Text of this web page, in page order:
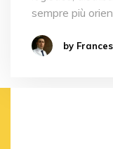
sempre più
by